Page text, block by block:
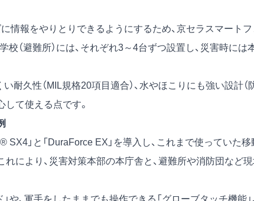
情報をやりとりできるようにするため、京セラスマート
（避難所）には、それぞれ3～4台ずつ設置し、災害時には
耐久性（MIL規格20項目適合）、水やほこりにも強い設計（
して使える点です。
」と「DuraForce EX」を導入し、これまで使っていた移
により、災害対策本部の本庁舎と、避難所や消防団など